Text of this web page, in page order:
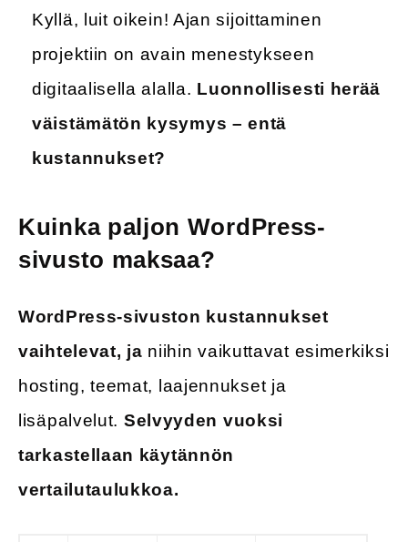
Kyllä, luit oikein! Ajan sijoittaminen
projektiin on avain menestykseen
digitaalisella alalla. Luonnollisesti herää
väistämätön kysymys – entä
kustannukset?
Kuinka paljon WordPress-
sivusto maksaa?
WordPress-sivuston kustannukset
vaihtelevat, ja niihin vaikuttavat esimerkiksi
hosting, teemat, laajennukset ja
lisäpalvelut. Selvyyden vuoksi
tarkastellaan käytännön
vertailutaulukkoa.